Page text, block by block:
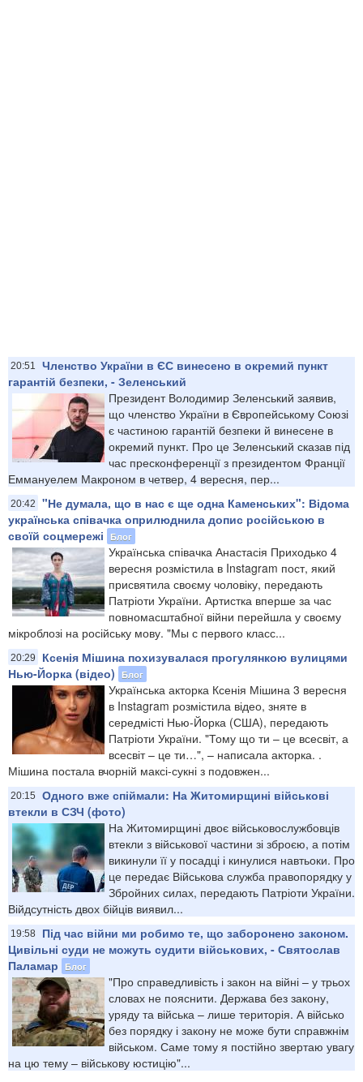
20:51
Членство України в ЄС винесено в окремий пункт
гарантій безпеки, - Зеленський
Президент Володимир Зеленський заявив,
що членство України в Європейському Союзі
є частиною гарантій безпеки й винесене в
окремий пункт. Про це Зеленський сказав під
час пресконференції з президентом Франції
Еммануелем Макроном в четвер, 4 вересня, пер...
20:42
"Не думала, що в нас є ще одна Каменських": Відома
українська співачка оприлюднила допис російською в
своїй соцмережі
Блог
Українська співачка Анастасія Приходько 4
вересня розмістила в Instagram пост, який
присвятила своєму чоловіку, передають
Патріоти України. Артистка вперше за час
повномасштабної війни перейшла у своєму
мікроблозі на російську мову. "Мы с первого класс...
20:29
Ксенія Мішина похизувалася прогулянкою вулицями
Нью-Йорка (відео)
Блог
Українська акторка Ксенія Мішина 3 вересня
в Instagram розмістила відео, зняте в
середмісті Нью-Йорка (США), передають
Патріоти України. "Тому що ти – це всесвіт, а
всесвіт – це ти…", – написала акторка. .
Мішина постала вчорній максі-сукні з подовжен...
20:15
Одного вже спіймали: На Житомирщині військові
втекли в СЗЧ (фото)
На Житомирщині двоє військовослужбовців
втекли з військової частини зі зброєю, а потім
викинули її у посадці і кинулися навтьоки. Про
це передає Військова служба правопорядку у
Збройних силах, передають Патріоти України.
Війдсутність двох бійців виявил...
19:58
Під час війни ми робимо те, що заборонено законом.
Цивільні суди не можуть судити військових, - Святослав
Паламар
Блог
"Про справедливість і закон на війні – у трьох
словах не пояснити. Держава без закону,
уряду та війська – лише територія. А військо
без порядку і закону не може бути справжнім
військом. Саме тому я постійно звертаю увагу
на цю тему – військову юстицію"...